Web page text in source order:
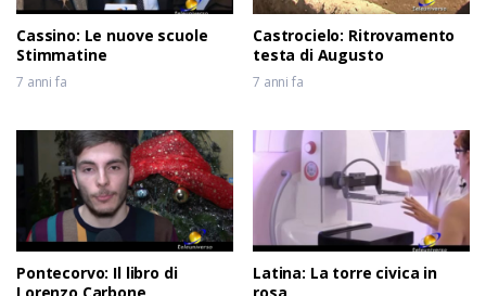
Cassino: Le nuove scuole
Stimmatine
7 anni fa
Castrocielo: Ritrovamento
testa di Augusto
7 anni fa
Pontecorvo: Il libro di
Latina: La torre civica in